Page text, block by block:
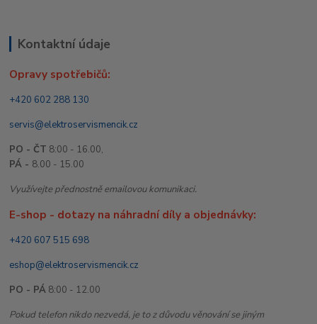
Kontaktní údaje
Opravy spotřebičů:
+420 602 288 130
servis@elektroservismencik.cz
PO - ČT 8:00 - 16.00,
PÁ - 8.00 - 15.00
Využívejte přednostně emailovou komunikaci.
E-shop - dotazy na náhradní díly a objednávky:
+420 607 515 698
eshop@elektroservismencik.cz
PO - PÁ 8:00 - 12.00
Pokud telefon nikdo nezvedá, je to z důvodu věnování se jiným